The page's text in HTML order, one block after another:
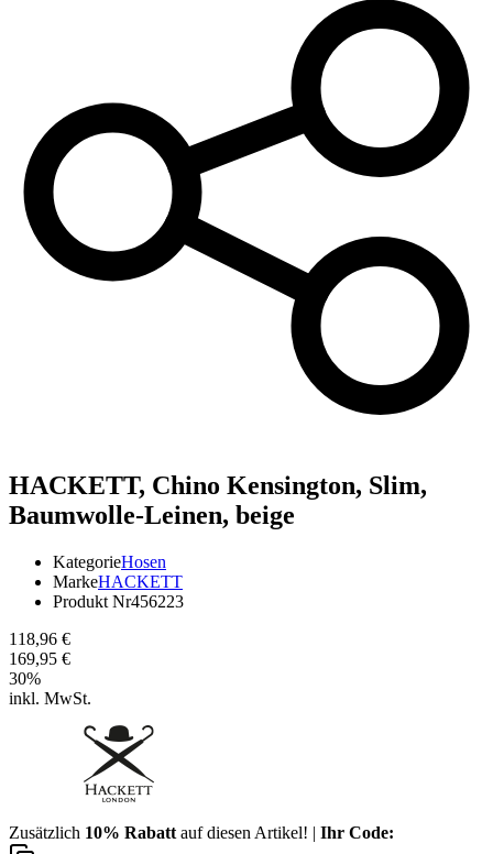
HACKETT, Chino Kensington, Slim,
Baumwolle-Leinen, beige
KategorieHosen
MarkeHACKETT
Produkt Nr456223
118,96 €
169,95 €
30%
inkl. MwSt.
Zusätzlich 10% Rabatt auf diesen Artikel! | Ihr Code: